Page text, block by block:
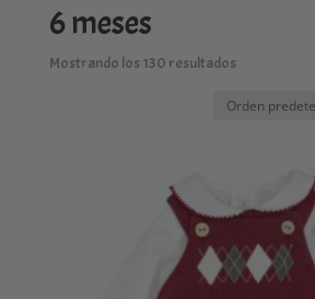
6 meses
Mostrando los 130 resultados